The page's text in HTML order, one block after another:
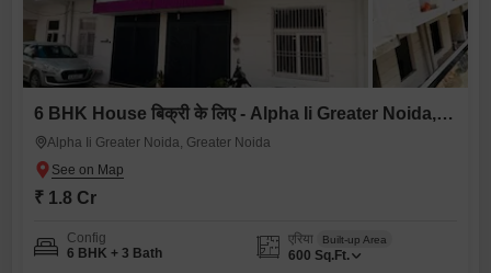
6 BHK House बिक्री के लिए - Alpha Ii Greater Noida, Greater Noida
Alpha Ii Greater Noida, Greater Noida
₹ 1.8 Cr
Config
6 BHK + 3 Bath
एरिया Built-up Area
600 Sq.Ft.